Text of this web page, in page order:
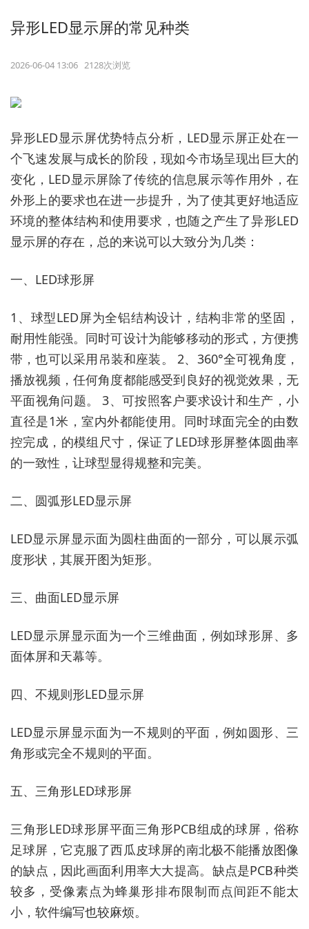
异形LED显示屏的常见种类
2026-06-04 13:06 2128次浏览
异形LED显示屏优势特点分析，LED显示屏正处在一
个飞速发展与成长的阶段，现如今市场呈现出巨大的
变化，LED显示屏除了传统的信息展示等作用外，在
外形上的要求也在进一步提升，为了使其更好地适应
环境的整体结构和使用要求，也随之产生了异形LED
显示屏的存在，总的来说可以大致分为几类：
一、LED球形屏
1、球型LED屏为全铝结构设计，结构非常的坚固，
耐用性能强。同时可设计为能够移动的形式，方便携
带，也可以采用吊装和座装。 2、360°全可视角度，
播放视频，任何角度都能感受到良好的视觉效果，无
平面视角问题。 3、可按照客户要求设计和生产，小
直径是1米，室内外都能使用。同时球面完全的由数
控完成，的模组尺寸，保证了LED球形屏整体圆曲率
的一致性，让球型显得规整和完美。
二、圆弧形LED显示屏
LED显示屏显示面为圆柱曲面的一部分，可以展示弧
度形状，其展开图为矩形。
三、曲面LED显示屏
LED显示屏显示面为一个三维曲面，例如球形屏、多
面体屏和天幕等。
四、不规则形LED显示屏
LED显示屏显示面为一不规则的平面，例如圆形、三
角形或完全不规则的平面。
五、三角形LED球形屏
三角形LED球形屏平面三角形PCB组成的球屏，俗称
足球屏，它克服了西瓜皮球屏的南北极不能播放图像
的缺点，因此画面利用率大大提高。缺点是PCB种类
较多，受像素点为蜂巢形排布限制而点间距不能太
小，软件编写也较麻烦。